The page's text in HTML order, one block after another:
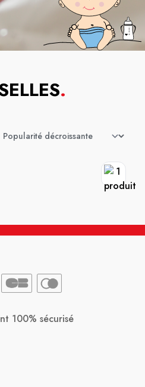
.
100% sécurisé